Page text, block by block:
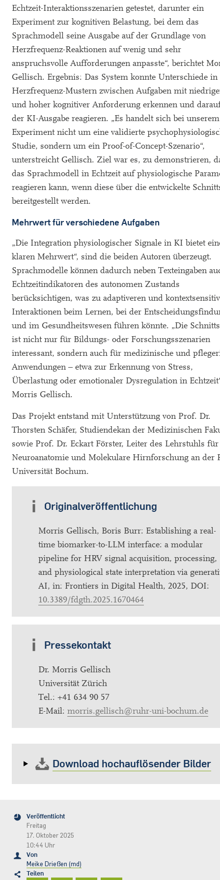
Echtzeit-Interaktionsszenarien getestet, darunter ein
Experiment zur kognitiven Belastung, bei dem das
Sprachmodell seine Ausgabe auf der Grundlage von
Herzfrequenz-Reaktionen auf wenig und sehr
anspruchsvolle Aufforderungen anpasste“, berichtet
Gellisch. Ergebnis: Das System konnte Unterschiede in
Herzfrequenz-Mustern zwischen Aufgaben mit
und hoher kognitiver Anforderung erkennen und
der KI-Ausgabe reagieren. „Es handelt sich bei unserem
Experiment nicht um eine validierte
Studie, sondern um ein Proof-of-Concept-Szenario“,
unterstreicht Gellisch. Ziel war es, zu demonstrieren,
das Sprachmodell in Echtzeit auf physiologische
reagieren kann, wenn diese über die entwickelte
bereitgestellt werden.
Mehrwert für verschiedene Aufgaben
„Die Integration physiologischer Signale in KI bietet
klaren Mehrwert“, sind die beiden Autoren überzeugt.
Sprachmodelle können dadurch neben Texteingaben
Echtzeitindikatoren des autonomen Zustands
berücksichtigen, was zu adaptiveren und
Interaktionen beim Lernen, bei der
und im Gesundheitswesen führen könnte. „Die
ist nicht nur für Bildungs- oder Forschungsszenarien
interessant, sondern auch für medizinische und
Anwendungen – etwa zur Erkennung von Stress,
Überlastung oder emotionaler Dysregulation in
Morris Gellisch.
Das Projekt entstand mit Unterstützung von Prof. Dr.
Thorsten Schäfer, Studiendekan der Medizinischen
sowie Prof. Dr. Eckart Förster, Leiter des Lehrstuhls für
Neuroanatomie und Molekulare Hirnforschung an der
Universität Bochum.
Originalveröffentlichung
Morris Gellisch, Boris Burr: Establishing a real-
time biomarker-to-LLM interface: a modular
pipeline for HRV signal acquisition, processing,
and physiological state interpretation via
AI, in: Frontiers in Digital Health, 2025, DOI:
10.3389/fdgth.2025.1670464
Pressekontakt
Dr. Morris Gellisch
Universität Zürich
Tel.: +41 634 90 57
E-Mail: morris.gellisch@ruhr-uni-bochum.de
Download hochauflösender Bilder
Veröffentlicht
Freitag
17. Oktober 2025
10:44 Uhr
Von
Meike Drießen (md)
Teilen